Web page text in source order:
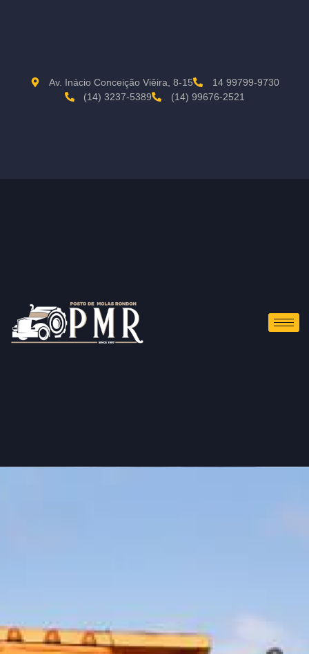
Av. Inácio Conceição Viêira, 8-15
14 99799-9730
(14) 3237-5389
(14) 99676-2521